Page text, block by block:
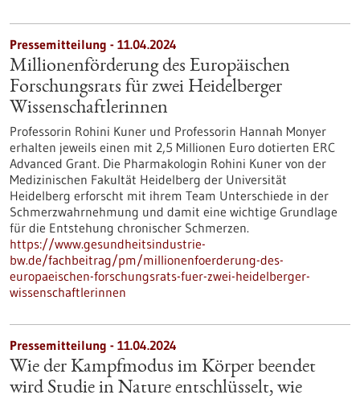
Pressemitteilung - 11.04.2024
Millionenförderung des Europäischen
Forschungsrats für zwei Heidelberger
Wissenschaftlerinnen
Professorin Rohini Kuner und Professorin Hannah Monyer
erhalten jeweils einen mit 2,5 Millionen Euro dotierten ERC
Advanced Grant. Die Pharmakologin Rohini Kuner von der
Medizinischen Fakultät Heidelberg der Universität
Heidelberg erforscht mit ihrem Team Unterschiede in der
Schmerzwahrnehmung und damit eine wichtige Grundlage
für die Entstehung chronischer Schmerzen.
https://www.gesundheitsindustrie-
bw.de/fachbeitrag/pm/millionenfoerderung-des-
europaeischen-forschungsrats-fuer-zwei-heidelberger-
wissenschaftlerinnen
Pressemitteilung - 11.04.2024
Wie der Kampfmodus im Körper beendet
wird Studie in Nature entschlüsselt, wie